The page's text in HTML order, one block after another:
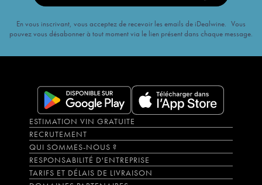
En vous inscrivant, vous acceptez de recevoir les emails de iDealwine. Vous
pouvez vous désabonner à tout moment via le lien présent dans chaque message.
ESTIMATION VIN GRATUITE
RECRUTEMENT
QUI SOMMES-NOUS ?
RESPONSABILITÉ D'ENTREPRISE
TARIFS ET DÉLAIS DE LIVRAISON